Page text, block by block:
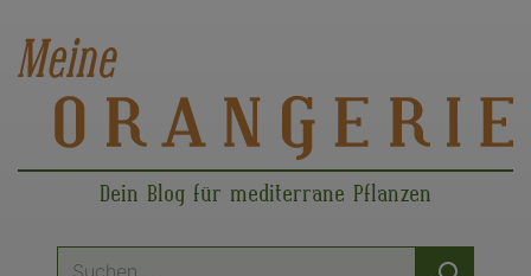
Dein Blog für mediterrane Pflanzen
Suche